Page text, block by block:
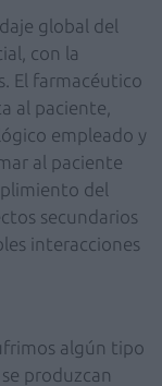
global del
con la
El farmacéutico
al paciente,
empleado y
al paciente
del
secundarios
interacciones
algún tipo
produzcan